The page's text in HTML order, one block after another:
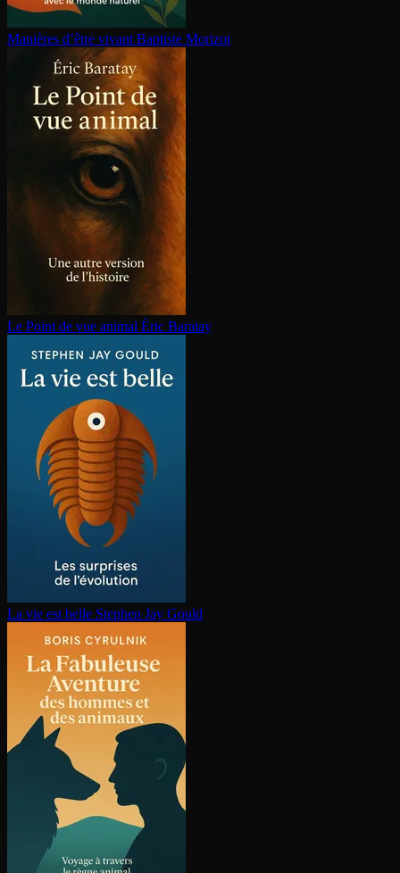
Manières d’être vivant Baptiste Morizot
Le Point de vue animal Éric Baratay
La vie est belle Stephen Jay Gould